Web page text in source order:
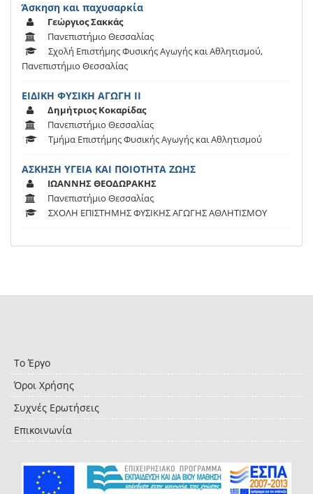
Άσκηση και παχυσαρκία
Γεώργιος Σακκάς
Πανεπιστήμιο Θεσσαλίας
Σχολή Επιστήμης Φυσικής Αγωγής και Αθλητισμού,
Πανεπιστήμιο Θεσσαλίας
ΕΙΔΙΚΗ ΦΥΣΙΚΗ ΑΓΩΓΗ ΙΙ
Δημήτριος Κοκαρίδας
Πανεπιστήμιο Θεσσαλίας
Τμήμα Επιστήμης Φυσικής Αγωγής και Αθλητισμού
ΑΣΚΗΣΗ ΥΓΕΙΑ ΚΑΙ ΠΟΙΟΤΗΤΑ ΖΩΗΣ
ΙΩΑΝΝΗΣ ΘΕΟΔΩΡΑΚΗΣ
Πανεπιστήμιο Θεσσαλίας
ΣΧΟΛΗ ΕΠΙΣΤΗΜΗΣ ΦΥΣΙΚΗΣ ΑΓΩΓΗΣ ΑΘΛΗΤΙΣΜΟΥ
Το Έργο
Όροι Χρήσης
Συχνές Ερωτήσεις
Επικοινωνία